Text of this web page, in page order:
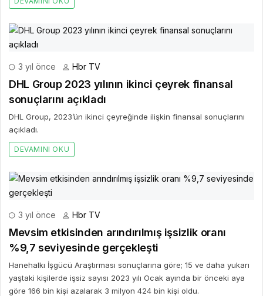
3 yıl önce Hbr TV
DHL Group 2023 yılının ikinci çeyrek finansal
sonuçlarını açıkladı
DHL Group, 2023’ün ikinci çeyreğinde ilişkin finansal sonuçlarını
açıkladı.
DEVAMINI OKU
3 yıl önce Hbr TV
Mevsim etkisinden arındırılmış işsizlik oranı
%9,7 seviyesinde gerçekleşti
Hanehalkı İşgücü Araştırması sonuçlarına göre; 15 ve daha yukarı
yaştaki kişilerde işsiz sayısı 2023 yılı Ocak ayında bir önceki aya
göre 166 bin kişi azalarak 3 milyon 424 bin kişi oldu.